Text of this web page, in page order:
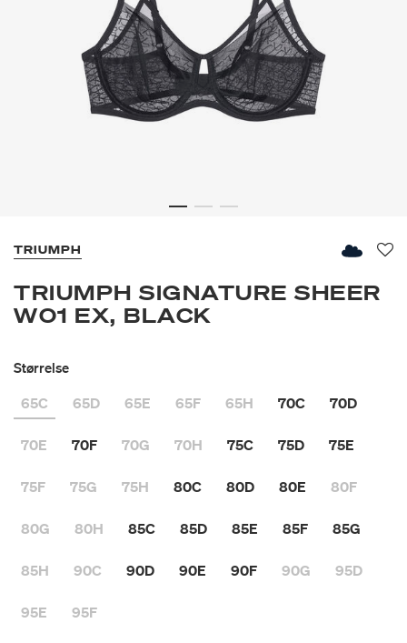
TRIUMPH
TRIUMPH SIGNATURE SHEER
W01 EX, BLACK
Størrelse
65C
65D 65E 65F 65H 70C 70D
70E 70F 70G 70H 75C 75D 75E
75F 75G 75H 80C 80D 80E 80F
80G 80H 85C 85D 85E 85F 85G
85H 90C 90D 90E 90F 90G 95D
95E 95F